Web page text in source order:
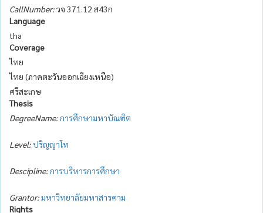
CallNumber:วจ 371.12 ส43ก
Language
tha
Coverage
ไทย
ไทย (ภาคตะวันออกเฉียงเหนือ)
ศรีสะเกษ
Thesis
DegreeName:การศึกษามหาบัณฑิต
Level:ปริญญาโท
Descipline:การบริหารการศึกษา
Grantor:มหาวิทยาลัยมหาสารคาม
Rights